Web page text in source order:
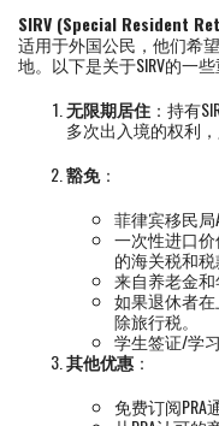
SIRV (Special Resident
适用于外国公民，他们希
地。以下是关于SIRV的一
无限期居住 ：持有
多次出入境的权利
豁免：
菲律宾移民局
一次性进口
的海关税和税
来自养老金和
如果退休者
除旅行税。
学生签证/学习
其他优惠 ：
免费订阅PRA